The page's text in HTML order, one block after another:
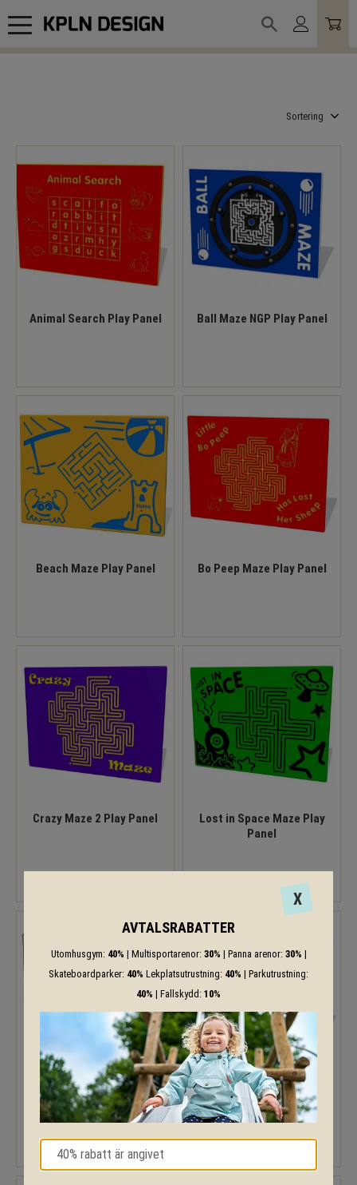
Meny
Animal Search Play Panel Ball Maze NGP Play Panel
Beach Maze Play Panel Bo Peep Maze Play Panel
Crazy Maze 2 Play Panel
Lost in Space Maze Play
Panel
Puppy Maze Play Panel
Tile Slide Butterfly Play
Panel
X
AVTALSRABATTER
Utomhusgym: 40% | Multisportarenor: 30% | Panna arenor: 30% |
Skateboardparker: 40% Lekplatsutrustning: 40% | Parkutrustning:
40% | Fallskydd: 10%